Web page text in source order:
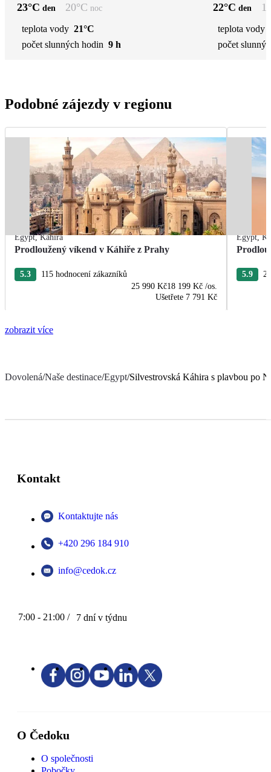
23°C den 20°C noc
teplota vody 21°C
počet slunných hodin 9 h
22°C den
teplota vody
počet
Podobné zájezdy v regionu
Egypt,Káhira
Prodloužený víkend v Káhiře z Prahy
5.3
115 hodnocení zákazníků
25 990 Kč18 199 Kč /os.
Ušetřete 7 791 Kč
Egypt,
5.9
zobrazit více
Dovolená/Naše destinace/Egypt/Silvestrovská Káhira s plavbou po
Kontakt
Kontaktujte nás
+420 296 184 910
info@cedok.cz
7:00 - 21:00 / 7 dní v týdnu
O Čedoku
O společnosti